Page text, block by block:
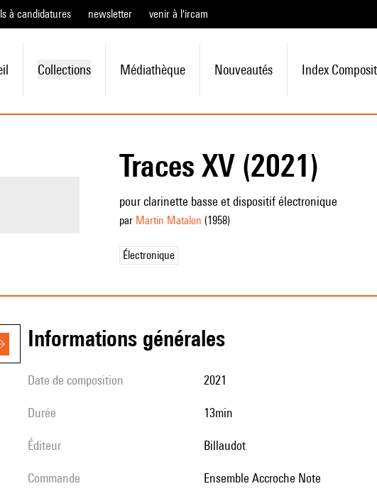
à candidatures newsletter venir à l'ircam
Collections Médiathèque Nouveautés Index
Traces XV (2021)
pour clarinette basse et dispositif électronique
par Martin Matalon (1958)
Électronique
informations générales
date de composition 2021
durée 13min
éditeur Billaudot
Commande Ensemble Accroche Note